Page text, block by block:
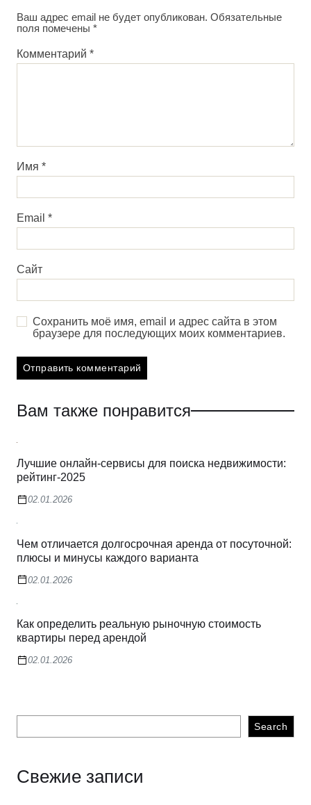
Ваш адрес email не будет опубликован. Обязательные
поля помечены *
Комментарий *
Имя *
Email *
Сайт
Сохранить моё имя, email и адрес сайта в этом
браузере для последующих моих комментариев.
Вам также понравится
Лучшие онлайн-сервисы для поиска недвижимости:
рейтинг-2025
02.01.2026
Чем отличается долгосрочная аренда от посуточной:
плюсы и минусы каждого варианта
02.01.2026
Как определить реальную рыночную стоимость
квартиры перед арендой
02.01.2026
Search
Свежие записи